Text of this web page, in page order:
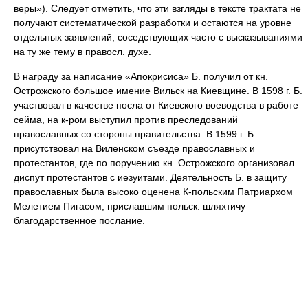
веры»). Следует отметить, что эти взгляды в тексте трактата не
получают систематической разработки и остаются на уровне
отдельных заявлений, соседствующих часто с высказываниями
на ту же тему в правосл. духе.
В награду за написание «Апокрисиса» Б. получил от кн.
Острожского большое имение Вильск на Киевщине. В 1598 г. Б.
участвовал в качестве посла от Киевского воеводства в работе
сейма, на к-ром выступил против преследований
православных со стороны правительства. В 1599 г. Б.
присутствовал на Виленском съезде православных и
протестантов, где по поручению кн. Острожского организовал
диспут протестантов с иезуитами. Деятельность Б. в защиту
православных была высоко оценена К-польским Патриархом
Мелетием Пигасом, приславшим польск. шляхтичу
благодарственное послание.